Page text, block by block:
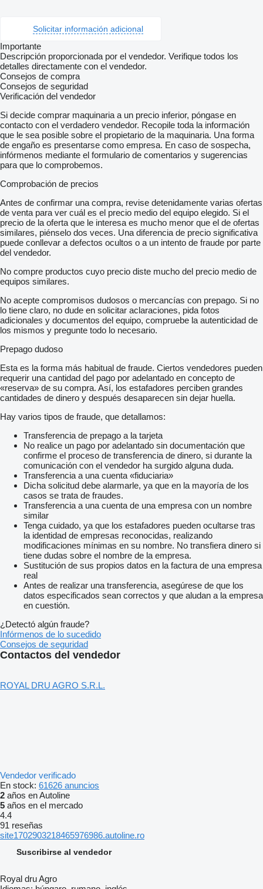
Solicitar información adicional
Importante
Descripción proporcionada por el vendedor. Verifique todos los
detalles directamente con el vendedor.
Consejos de compra
Consejos de seguridad
Verificación del vendedor
Si decide comprar maquinaria a un precio inferior, póngase en
contacto con el verdadero vendedor. Recopile toda la información
que le sea posible sobre el propietario de la maquinaria. Una forma
de engaño es presentarse como empresa. En caso de sospecha,
infórmenos mediante el formulario de comentarios y sugerencias
para que lo comprobemos.
Comprobación de precios
Antes de confirmar una compra, revise detenidamente varias ofertas
de venta para ver cuál es el precio medio del equipo elegido. Si el
precio de la oferta que le interesa es mucho menor que el de ofertas
similares, piénselo dos veces. Una diferencia de precio significativa
puede conllevar a defectos ocultos o a un intento de fraude por parte
del vendedor.
No compre productos cuyo precio diste mucho del precio medio de
equipos similares.
No acepte compromisos dudosos o mercancías con prepago. Si no
lo tiene claro, no dude en solicitar aclaraciones, pida fotos
adicionales y documentos del equipo, compruebe la autenticidad de
los mismos y pregunte todo lo necesario.
Prepago dudoso
Esta es la forma más habitual de fraude. Ciertos vendedores pueden
requerir una cantidad del pago por adelantado en concepto de
«reserva» de su compra. Así, los estafadores perciben grandes
cantidades de dinero y después desaparecen sin dejar huella.
Hay varios tipos de fraude, que detallamos:
Transferencia de prepago a la tarjeta
No realice un pago por adelantado sin documentación que
confirme el proceso de transferencia de dinero, si durante la
comunicación con el vendedor ha surgido alguna duda.
Transferencia a una cuenta «fiduciaria»
Dicha solicitud debe alarmarle, ya que en la mayoría de los
casos se trata de fraudes.
Transferencia a una cuenta de una empresa con un nombre
similar
Tenga cuidado, ya que los estafadores pueden ocultarse tras
la identidad de empresas reconocidas, realizando
modificaciones mínimas en su nombre. No transfiera dinero si
tiene dudas sobre el nombre de la empresa.
Sustitución de sus propios datos en la factura de una empresa
real
Antes de realizar una transferencia, asegúrese de que los
datos especificados sean correctos y que aludan a la empresa
en cuestión.
¿Detectó algún fraude?
Infórmenos de lo sucedido
Consejos de seguridad
Contactos del vendedor
ROYAL DRU AGRO S.R.L.
Vendedor verificado
En stock: 61626 anuncios
2 años en Autoline
5 años en el mercado
4.4
91 reseñas
site1702903218465976986.autoline.ro
Suscribirse al vendedor
Royal dru Agro